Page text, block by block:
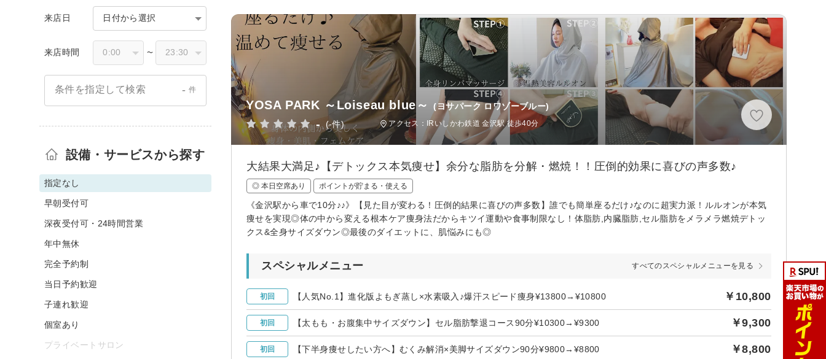
YOSA PARK ～Loiseau blue～ (ヨサパーク ロワゾーブルー)
- (-件) アクセス：IRいしかわ鉄道 金沢駅 徒歩40分
大結果大満足♪【デトックス本気痩せ】余分な脂肪を分解・燃焼！！圧倒的効果に喜びの声多数♪
◎ 本日空席あり ポイントが貯まる・使える
《金沢駅から車で10分♪♪》【見た目が変わる！圧倒的結果に喜びの声多数】誰でも簡単座るだけ♪なのに超実力派！ルルオンが本気
痩せを実現◎体の中から変える根本ケア痩身法だからキツイ運動や食事制限なし！体脂肪,内臓脂肪,セル脂肪をメラメラ燃焼デトッ
クス&全身サイズダウン◎最後のダイエットに、肌悩みにも◎
スペシャルメニュー すべてのスペシャルメニューを見る
初回 【人気No.1】進化版よもぎ蒸し×水素吸入♪爆汗スピード痩身¥13800→¥10800 ￥10,800
初回 【太もも・お腹集中サイズダウン】セル脂肪撃退コース90分¥10300→¥9300 ￥9,300
初回 【下半身痩せしたい方へ】むくみ解消×美脚サイズダウン90分¥9800→¥8800 ￥8,800
来店日 日付から選択
来店時間 〜
条件を指定して検索 - 件
設備・サービスから探す
指定なし
早朝受付可
深夜受付可・24時間営業
年中無休
完全予約制
当日予約歓迎
子連れ歓迎
個室あり
プライベートサロン